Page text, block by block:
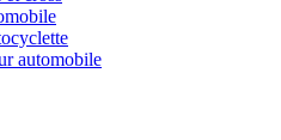
automobile